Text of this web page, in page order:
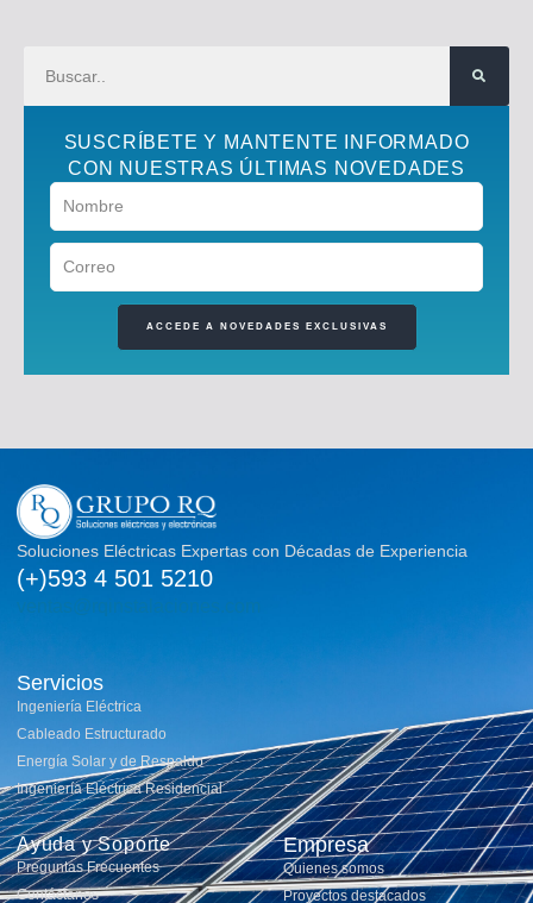
SUSCRÍBETE Y MANTENTE INFORMADO
CON NUESTRAS ÚLTIMAS NOVEDADES
ACCEDE A NOVEDADES EXCLUSIVAS
Servicios
Ingeniería Eléctrica
Cableado Estructurado
Energía Solar y de Respaldo
Ingeniería Eléctrica Residencial
Ayuda y Soporte
Preguntas Frecuentes
Contáctanos
Empresa
Quienes somos
Proyectos destacados
Soluciones Eléctricas Expertas con Décadas de Experiencia
(+)593 4 501 5210